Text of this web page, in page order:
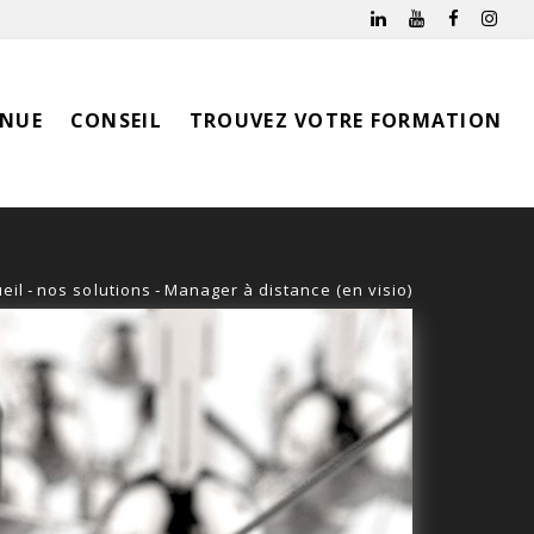
CONSEIL TROUVEZ VOTRE FORMATION
-nos solutions - Manager à distance (en visio)